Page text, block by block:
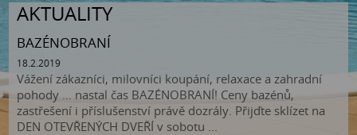
AKTUALITY
BAZÉNOBRANÍ
18.2.2019
Vážení zákazníci, milovníci koupání, relaxace a zahradní
pohody … nastal čas BAZÉNOBRANÍ! Ceny bazénů,
zastřešení i příslušenství právě dozrály. Přijďte sklízet na
DEN OTEVŘENÝCH DVEŘÍ v sobotu ...